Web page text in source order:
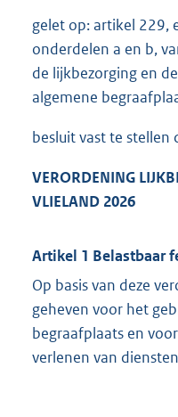
gelet op: artikel 229,
onderdelen a en b,
de lijkbezorging en
algemene
besluit vast te stellen
VERORDENING
VLIELAND 2026
Artikel 1 Belastbaar
Op basis van deze
geheven voor het
begraafplaats en
verlenen van